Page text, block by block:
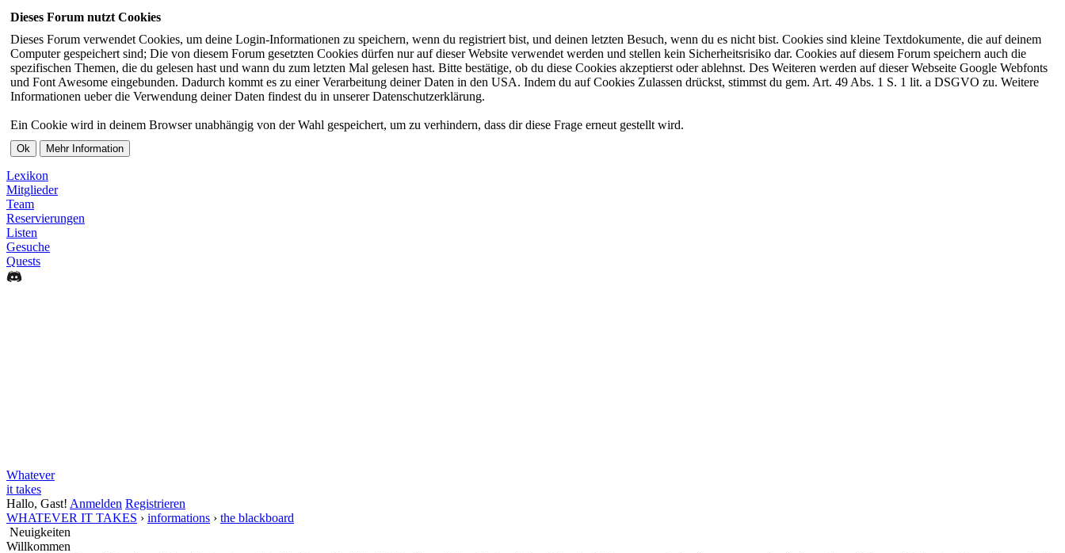
Dieses Forum nutzt Cookies
Dieses Forum verwendet Cookies, um deine Login-Informationen zu speichern, wenn du registriert bist, und deinen letzten Besuch, wenn du es nicht bist. Cookies sind kleine Textdokumente, die auf deinem
Computer gespeichert sind; Die von diesem Forum gesetzten Cookies dürfen nur auf dieser Website verwendet werden und stellen kein Sicherheitsrisiko dar. Cookies auf diesem Forum speichern auch die
spezifischen Themen, die du gelesen hast und wann du zum letzten Mal gelesen hast. Bitte bestätige, ob du diese Cookies akzeptierst oder ablehnst. Des Weiteren werden auf dieser Webseite Google Webfonts
und Font Awesome eingebunden. Dadurch kommt es zu einer Verarbeitung deiner Daten in den USA. Indem du auf Cookies Zulassen drückst, stimmst du gem. Art. 49 Abs. 1 S. 1 lit. a DSGVO zu. Weitere
Informationen ueber die Verwendung deiner Daten findest du in unserer Datenschutzerklärung.
Ein Cookie wird in deinem Browser unabhängig von der Wahl gespeichert, um zu verhindern, dass dir diese Frage erneut gestellt wird.
Lexikon
Mitglieder
Team
Reservierungen
Listen
Gesuche
Quests
Whatever
it takes
Hallo, Gast! Anmelden Registrieren
WHATEVER IT TAKES › informations › the blackboard
Neuigkeiten
Willkommen